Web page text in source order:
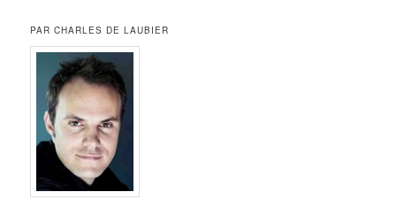
PAR CHARLES DE LAUBIER